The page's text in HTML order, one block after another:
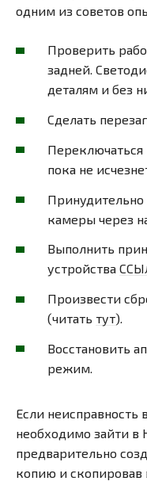
одним из советов
Проверить
задней.
деталям и без
Сделать
Переключаться
пока не
Принудительно
камеры через
Выполнить
устройства
Произвести
(читать тут).
Восстановить
режим.
Если
необходимо зайти в
предварительно
копию и